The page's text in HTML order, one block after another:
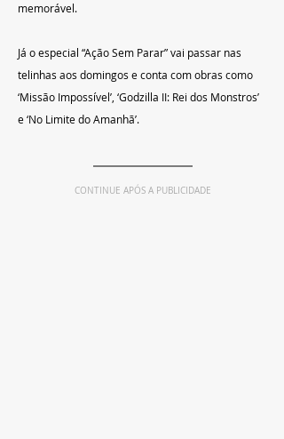
memorável.
Já o especial “Ação Sem Parar” vai passar nas
telinhas aos domingos e conta com obras como
‘Missão Impossível’, ‘Godzilla II: Rei dos Monstros’
e ‘No Limite do Amanhã’.
CONTINUE APÓS A PUBLICIDADE